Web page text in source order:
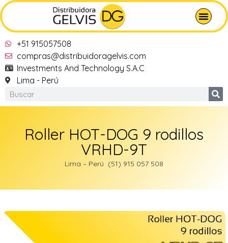
+51 915057508
compras@distribuidoragelvis.com
Investments And Technology S.A.C
Lima - Perú
Roller HOT-DOG 9 rodillos
VRHD-9T
Lima – Perú (51) 915 057 508